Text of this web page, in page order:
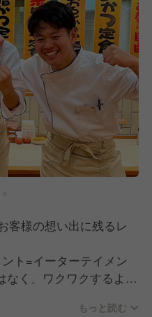
客様の想い出に残るレ
ト=イーターテイメン
なく、ワクワクするよう
にしたい！という気持ち
もっと読む